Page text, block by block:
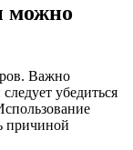
можно
Важно
убедиться
причиной